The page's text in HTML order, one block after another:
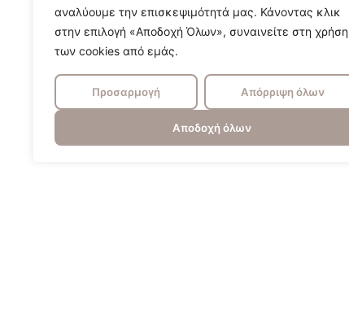
αναλύουμε την επισκεψιμότητά μας. Κάνοντας κλικ
στην επιλογή «Αποδοχή Όλων», συναινείτε στη χρήση
των cookies από εμάς.
Προσαρμογή Απόρριψη όλων
Αποδοχή όλων